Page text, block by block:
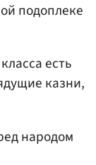
подоплеке
есть
казни,
народом